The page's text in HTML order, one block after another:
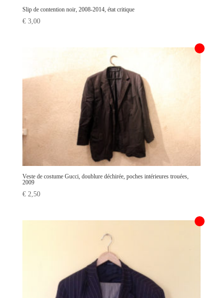
Slip de contention noir, 2008-2014, état critique
€3,00
Veste de costume Gucci, doublure déchirée, poches intérieures trouées,
2009
€2,50